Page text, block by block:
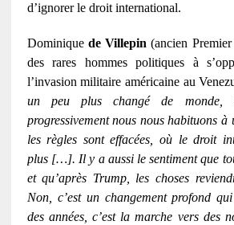
d’ignorer le droit international.
Dominique de Villepin (ancien
des rares hommes politiques à
l’invasion militaire américaine au
un peu plus changé de monde,
progressivement nous nous habituons à
les règles sont effacées, où le droit
plus […]. Il y a aussi le sentiment que
et qu’après Trump, les choses
Non, c’est un changement profond
des années, c’est la marche vers des